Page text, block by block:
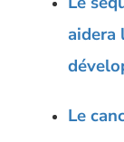
aidera
Le